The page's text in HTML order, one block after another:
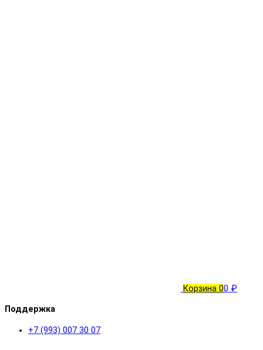
Корзина 00 ₽
Поддержка
+7 (993) 007 30 07